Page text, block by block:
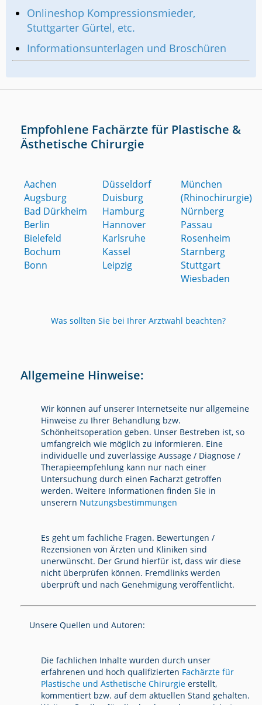
Onlineshop Kompressionsmieder,
Stuttgarter Gürtel, etc.
Informationsunterlagen und Broschüren
Empfohlene Fachärzte für Plastische &
Ästhetische Chirurgie
Aachen
Augsburg
Bad Dürkheim
Berlin
Bielefeld
Bochum
Bonn
Düsseldorf
Duisburg
Hamburg
Hannover
Karlsruhe
Kassel
Leipzig
München
(Rhinochirurgie)
Nürnberg
Passau
Rosenheim
Starnberg
Stuttgart
Wiesbaden
Was sollten Sie bei Ihrer Arztwahl beachten?
Allgemeine Hinweise:
Wir können auf unserer Internetseite nur allgemeine
Hinweise zu Ihrer Behandlung bzw.
Schönheitsoperation geben. Unser Bestreben ist, so
umfangreich wie möglich zu informieren. Eine
individuelle und zuverlässige Aussage / Diagnose /
Therapieempfehlung kann nur nach einer
Untersuchung durch einen Facharzt getroffen
werden. Weitere Informationen finden Sie in
unserern Nutzungsbestimmungen
Es geht um fachliche Fragen. Bewertungen /
Rezensionen von Ärzten und Kliniken sind
unerwünscht. Der Grund hierfür ist, dass wir diese
nicht überprüfen können. Fremdlinks werden
überprüft und nach Genehmigung veröffentlicht.
Unsere Quellen und Autoren:
Die fachlichen Inhalte wurden durch unser
erfahrenen und hoch qualifizierten Fachärzte für
Plastische und Ästhetische Chirurgie erstellt,
kommentiert bzw. auf dem aktuellen Stand gehalten.